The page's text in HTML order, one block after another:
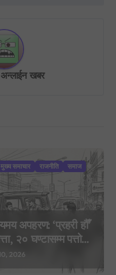
खबर
मुख्य समाचार राजनीति समाज
अपहरण: ‘प्रहरी हौँ’
२० घण्टासम्म पत्तो
2026